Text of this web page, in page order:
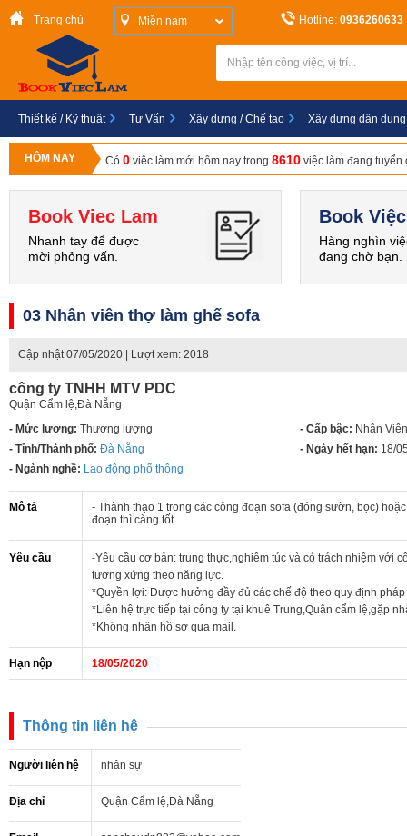
Trang chủ Miền nam Hotline: 0936260633
Thiết kế / Kỹ thuật Tư Vấn Xây dựng / Chế tạo Xây dựng dân dụng
HÔM NAY Có 0 việc làm mới hôm nay trong 8610 việc làm đang tuyển
Book Viec Lam
Nhanh tay để được
mời phỏng vấn.
Book
Hàng nghìn
đang chờ bạn.
03 Nhân viên thợ làm ghế sofa
Cập nhật07/05/2020 | Lượt xem: 2018
công ty TNHH MTV PDC
Quận Cẩm lệ,Đà Nẵng
- Mức lương: Thương lượng
- Tỉnh/Thành phố: Đà Nẵng
- Ngành nghề: Lao động phổ thông
- Cấp bậc: Nhân Viên
- Ngày hết hạn: 18/
Mô tả
- Thành thạo 1 trong các công đoạn sofa (đóng sườn, bọc)
đoạn thì càng tốt.
Yêu cầu
-Yêu cầu cơ bản: trung thực,nghiêm túc và có trách nhiệm với
tương xứng theo năng lực.
*Quyền lợi: Được hưởng đầy đủ các chế độ theo quy định pháp
*Liên hệ trực tiếp tại công ty tại khuê Trung,Quận cẩm lệ,gặp
*Không nhận hồ sơ qua mail.
Hạn nộp 18/05/2020
Thông tin liên hệ
Người liên hệ nhân sự
Địa chỉ Quận Cẩm lệ,Đà Nẵng